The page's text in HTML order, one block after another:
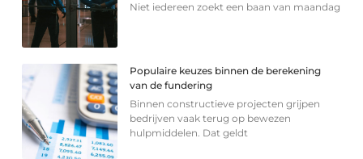
Niet iedereen zoekt een baan van maandag
Populaire keuzes binnen de berekening
van de fundering
Binnen constructieve projecten grijpen
bedrijven vaak terug op bewezen
hulpmiddelen. Dat geldt